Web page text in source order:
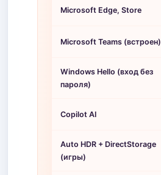
Microsoft Edge, Store
Microsoft Teams (встроен)
Windows Hello (вход без
пароля)
Copilot AI
Auto HDR + DirectStorage
(игры)